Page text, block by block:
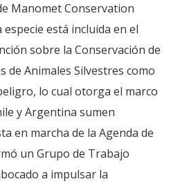
Manomet Conservation
especie está incluida en el
sobre la Conservación de
de Animales Silvestres como
lo cual otorga el marco
y Argentina sumen
en marcha de la Agenda de
un Grupo de Trabajo
a impulsar la